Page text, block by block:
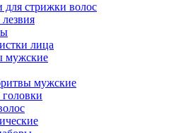
стрижки волос
лица
мужские
мужские